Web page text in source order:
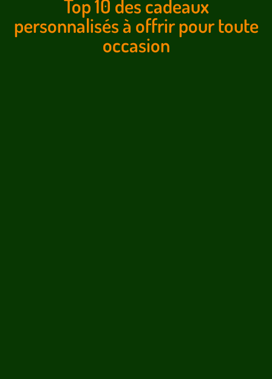
Top 10 des cadeaux
personnalisés à offrir pour toute
occasion